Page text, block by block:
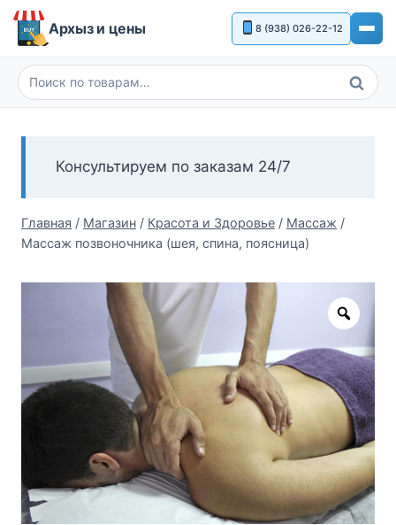
Перейти
Архыз и цены 8 (938) 026-22-12
Искать:
Поиск
Консультируем по заказам 24/7
Главная / Магазин / Красота и Здоровье / Массаж /
Массаж позвоночника (шея, спина, поясница)
Zoom